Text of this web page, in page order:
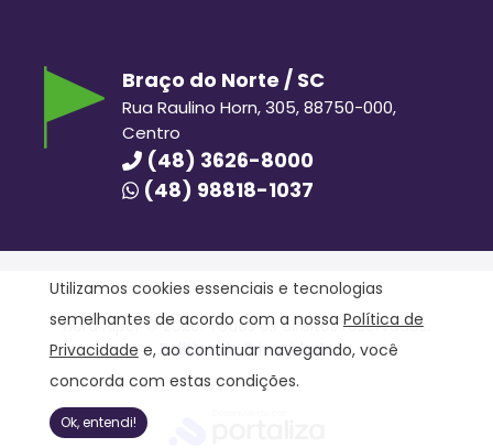
Braço do Norte / SC
Rua Raulino Horn, 305, 88750-000,
Centro
(48) 3626-8000
(48) 98818-1037
Hora Hiper © 2020. Todos os direitos reservados.
Política de Privacidade
Utilizamos cookies essenciais e tecnologias
semelhantes de acordo com a nossa Política de
Privacidade e, ao continuar navegando, você
concorda com estas condições.
Ok, entendi!